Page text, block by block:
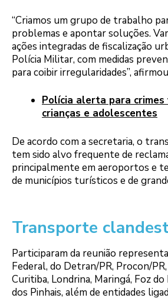
“Criamos um grupo de trabalho
problemas e apontar soluções.
ações integradas de fiscalização
Polícia Militar, com medidas
para coibir irregularidades”,
Polícia alerta para
crianças e adolescentes
De acordo com a secretaria, o
tem sido alvo frequente de
principalmente em aeroportos e
de municípios turísticos e de
Transporte
Participaram da reunião
Federal, do Detran/PR, Procon/
Curitiba, Londrina, Maringá, Foz do
dos Pinhais, além de entidades